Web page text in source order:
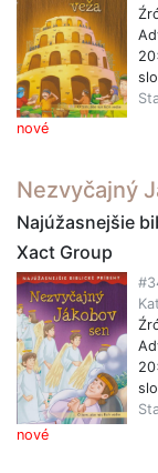
nové
Nezvyčajný
Najúžasnejšie
Xact Group
nové